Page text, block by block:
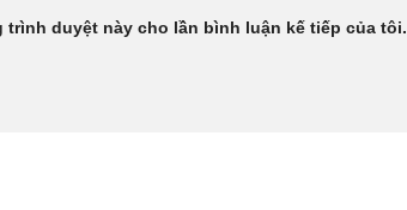
trình duyệt này cho lần bình luận kế tiếp của tôi.